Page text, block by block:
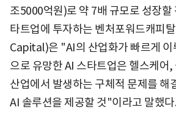
조5000억원)로 약 7배 규모로 성장할
타트업에 투자하는 벤처포워드캐피
Capital)은 "AI의 산업화가 빠르게
으로 유망한 AI 스타트업은 헬스케어,
산업에서 발생하는 구체적 문제를 해
AI 솔루션을 제공할 것"이라고 말했다.